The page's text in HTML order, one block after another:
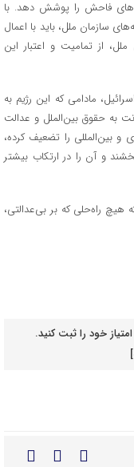
فاحش را پوشش دهد. با
سازمان ملل، باید با اعمال
از تمامیت و اعتبار این
مادامی که این رژیم به
به حقوق بین‌الملل و عدالت
بین‌المللی را تضعیف کرده،
و آن را در ارتکاب بیشتر
راه‌حلی که بر بی‌عدالتی،
خود را ثبت کنید.